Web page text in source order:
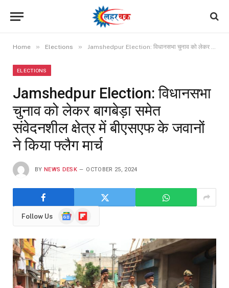
Home » Elections » Jamshedpur Election: विधानसभा चुनाव को लेकर बागबेड़ा समेत संवेदनशील क्षेत्र में बीएसएफ के जवानों ने किया फ्लैग मार्च
ELECTIONS
Jamshedpur Election: विधानसभा
चुनाव को लेकर बागबेड़ा समेत
संवेदनशील क्षेत्र में बीएसएफ के जवानों
ने किया फ्लैग मार्च
BY NEWS DESK OCTOBER 25, 2024
Follow Us
GoogleFlipboard